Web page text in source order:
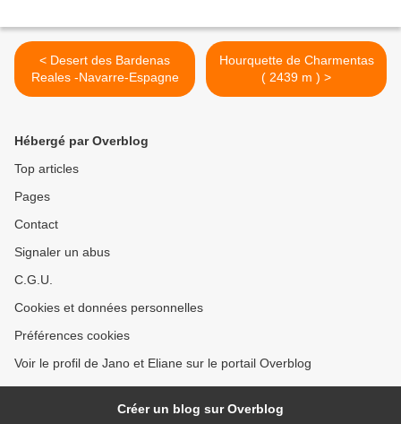
< Desert des Bardenas
Reales -Navarre-Espagne
Hourquette de Charmentas
( 2439 m ) >
Hébergé par Overblog
Top articles
Pages
Contact
Signaler un abus
C.G.U.
Cookies et données personnelles
Préférences cookies
Voir le profil de Jano et Eliane sur le portail Overblog
Créer un blog sur Overblog